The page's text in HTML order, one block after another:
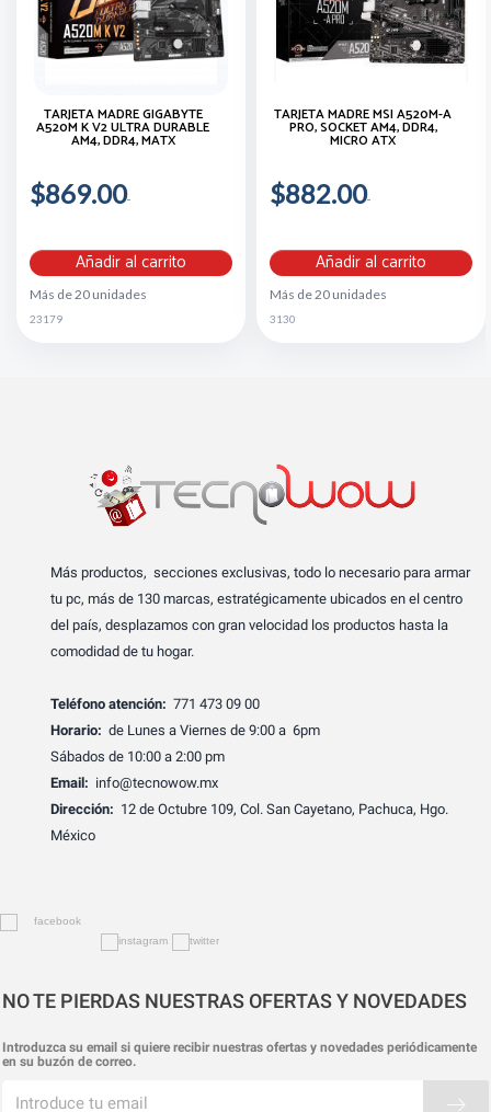
TARJETA MADRE GIGABYTE
A520M K V2 ULTRA DURABLE
AM4, DDR4, MATX
$869.00
Añadir al carrito
Más de 20 unidades
23179
TARJETA MADRE MSI A520M-A
PRO, SOCKET AM4, DDR4,
MICRO ATX
$882.00
Añadir al carrito
Más de 20 unidades
3130
Más productos, secciones exclusivas, todo lo necesario para armar
tu pc, más de 130 marcas, estratégicamente ubicados en el centro
del país, desplazamos con gran velocidad los productos hasta la
comodidad de tu hogar.
Teléfono atención: 771 473 09 00
Horario: de Lunes a Viernes de 9:00 a 6pm
Sábados de 10:00 a 2:00 pm
Email: info@tecnowow.mx
Dirección: 12 de Octubre 109, Col. San Cayetano, Pachuca, Hgo.
México
NO TE PIERDAS NUESTRAS OFERTAS Y NOVEDADES
Introduzca su email si quiere recibir nuestras ofertas y novedades periódicamente
en su buzón de correo.